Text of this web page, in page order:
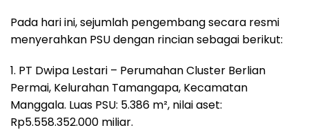
Pada hari ini, sejumlah pengembang secara resmi
menyerahkan PSU dengan rincian sebagai berikut:
1. PT Dwipa Lestari – Perumahan Cluster Berlian
Permai, Kelurahan Tamangapa, Kecamatan
Manggala. Luas PSU: 5.386 m², nilai aset:
Rp5.558.352.000 miliar.